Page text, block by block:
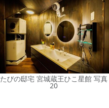
たびの邸宅 宮城蔵王ひこ星館 写真
20